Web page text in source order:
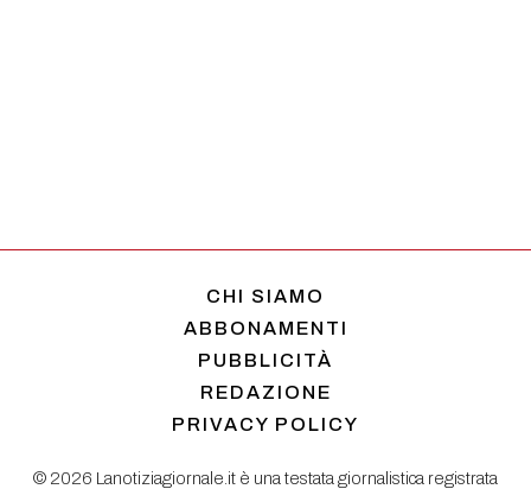
CHI SIAMO
ABBONAMENTI
PUBBLICITÀ
REDAZIONE
PRIVACY POLICY
© 2026 Lanotiziagiornale.it è una testata giornalistica registrata